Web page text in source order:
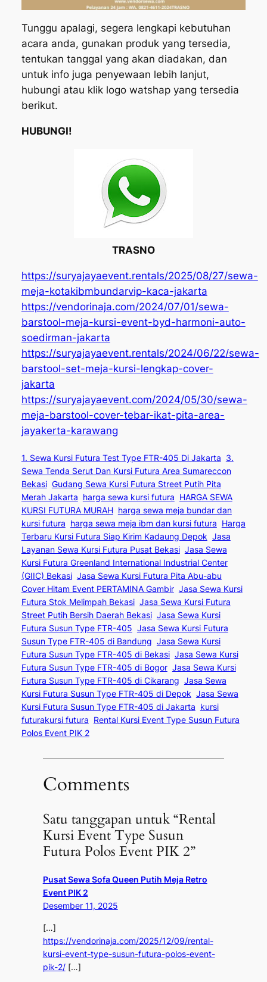
Tunggu apalagi, segera lengkapi kebutuhan
acara anda, gunakan produk yang tersedia,
tentukan tanggal yang akan diadakan, dan
untuk info juga penyewaan lebih lanjut,
hubungi atau klik logo watshap yang tersedia
berikut.
HUBUNGI!
TRASNO
https://suryajayaevent.rentals/2025/08/27/sewa-
meja-kotakibmbundarvip-kaca-jakarta
https://vendorinaja.com/2024/07/01/sewa-
barstool-meja-kursi-event-byd-harmoni-auto-
soedirman-jakarta
https://suryajayaevent.rentals/2024/06/22/sewa-
barstool-set-meja-kursi-lengkap-cover-
jakarta
https://suryajayaevent.com/2024/05/30/sewa-
meja-barstool-cover-tebar-ikat-pita-area-
jayakerta-karawang
1. Sewa Kursi Futura Test Type FTR-405 Di Jakarta 3.
Sewa Tenda Serut Dan Kursi Futura Area Sumareccon
Bekasi Gudang Sewa Kursi Futura Street Putih Pita
Merah Jakarta harga sewa kursi futura HARGA SEWA
KURSI FUTURA MURAH harga sewa meja bundar dan
kursi futura harga sewa meja ibm dan kursi futura Harga
Terbaru Kursi Futura Siap Kirim Kadaung Depok Jasa
Layanan Sewa Kursi Futura Pusat Bekasi Jasa Sewa
Kursi Futura Greenland International Industrial Center
(GIIC) Bekasi Jasa Sewa Kursi Futura Pita Abu-abu
Cover Hitam Event PERTAMINA Gambir Jasa Sewa Kursi
Futura Stok Melimpah Bekasi Jasa Sewa Kursi Futura
Street Putih Bersih Daerah Bekasi Jasa Sewa Kursi
Futura Susun Type FTR-405 Jasa Sewa Kursi Futura
Susun Type FTR-405 di Bandung Jasa Sewa Kursi
Futura Susun Type FTR-405 di Bekasi Jasa Sewa Kursi
Futura Susun Type FTR-405 di Bogor Jasa Sewa Kursi
Futura Susun Type FTR-405 di Cikarang Jasa Sewa
Kursi Futura Susun Type FTR-405 di Depok Jasa Sewa
Kursi Futura Susun Type FTR-405 di Jakarta kursi
futurakursi futura Rental Kursi Event Type Susun Futura
Polos Event PIK 2
Comments
Satu tanggapan untuk “Rental
Kursi Event Type Susun
Futura Polos Event PIK 2”
Pusat Sewa Sofa Queen Putih Meja Retro
Event PIK 2
Desember 11, 2025
[…]
https://vendorinaja.com/2025/12/09/rental-
kursi-event-type-susun-futura-polos-event-
pik-2/[…]